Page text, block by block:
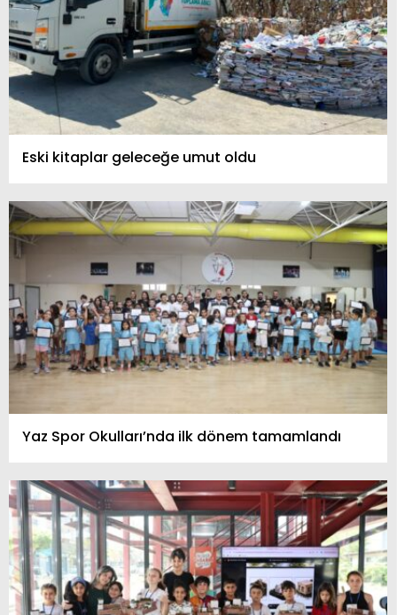
Eski kitaplar geleceğe umut oldu
Yaz Spor Okulları’nda ilk dönem tamamlandı